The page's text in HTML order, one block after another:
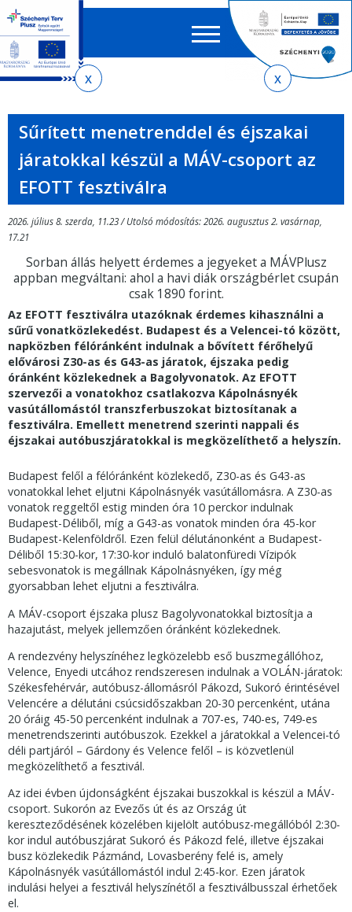
almenühöz
tartalomra
oldaltérképre
EN HU
űrlap
Sűrített menetrenddel és éjszakai
járatokkal készül a MÁV-csoport az
EFOTT fesztiválra
2026. július 8. szerda, 11.23 / Utolsó módosítás: 2026. augusztus 2. vasárnap,
17.21
Sorban állás helyett érdemes a jegyeket a MÁVPlusz
appban megváltani: ahol a havi diák országbérlet csupán
csak 1890 forint.
Az EFOTT fesztiválra utazóknak érdemes kihasználni a
sűrű vonatközlekedést. Budapest és a Velencei-tó között,
napközben félóránként indulnak a bővített férőhelyű
elővárosi Z30-as és G43-as járatok, éjszaka pedig
óránként közlekednek a Bagolyvonatok. Az EFOTT
szervezői a vonatokhoz csatlakozva Kápolnásnyék
vasútállomástól transzferbuszokat biztosítanak a
fesztiválra. Emellett menetrend szerinti nappali és
éjszakai autóbuszjáratokkal is megközelíthető a helyszín.
Budapest felől a félóránként közlekedő, Z30-as és G43-as
vonatokkal lehet eljutni Kápolnásnyék vasútállomásra. A Z30-as
vonatok reggeltől estig minden óra 10 perckor indulnak
Budapest-Déliből, míg a G43-as vonatok minden óra 45-kor
Budapest-Kelenföldről. Ezen felül délutánonként a Budapest-
Déliből 15:30-kor, 17:30-kor induló balatonfüredi Vízipók
sebesvonatok is megállnak Kápolnásnyéken, így még
gyorsabban lehet eljutni a fesztiválra.
A MÁV-csoport éjszaka plusz Bagolyvonatokkal biztosítja a
hazajutást, melyek jellemzően óránként közlekednek.
A rendezvény helyszínéhez legközelebb eső buszmegállóhoz,
Velence, Enyedi utcához rendszeresen indulnak a VOLÁN-járatok:
Székesfehérvár, autóbusz-állomásról Pákozd, Sukoró érintésével
Velencére a délutáni csúcsidőszakban 20-30 percenként, utána
20 óráig 45-50 percenként indulnak a 707-es, 740-es, 749-es
menetrendszerinti autóbuszok. Ezekkel a járatokkal a Velencei-tó
déli partjáról – Gárdony és Velence felől – is közvetlenül
megközelíthető a fesztivál.
Az idei évben újdonságként éjszakai buszokkal is készül a MÁV-
csoport. Sukorón az Evezős út és az Ország út
kereszteződésének közelében kijelölt autóbusz-megállóból 2:30-
kor indul autóbuszjárat Sukoró és Pákozd felé, illetve éjszakai
busz közlekedik Pázmánd, Lovasberény felé is, amely
Kápolnásnyék vasútállomástól indul 2:45-kor. Ezen járatok
indulási helyei a fesztivál helyszínétől a fesztiválbusszal érhetőek
el.